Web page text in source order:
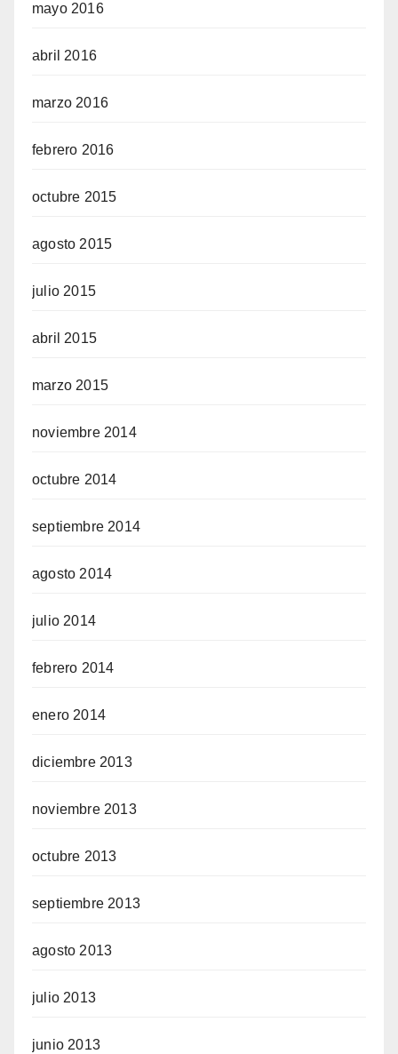
mayo 2016
abril 2016
marzo 2016
febrero 2016
octubre 2015
agosto 2015
julio 2015
abril 2015
marzo 2015
noviembre 2014
octubre 2014
septiembre 2014
agosto 2014
julio 2014
febrero 2014
enero 2014
diciembre 2013
noviembre 2013
octubre 2013
septiembre 2013
agosto 2013
julio 2013
junio 2013